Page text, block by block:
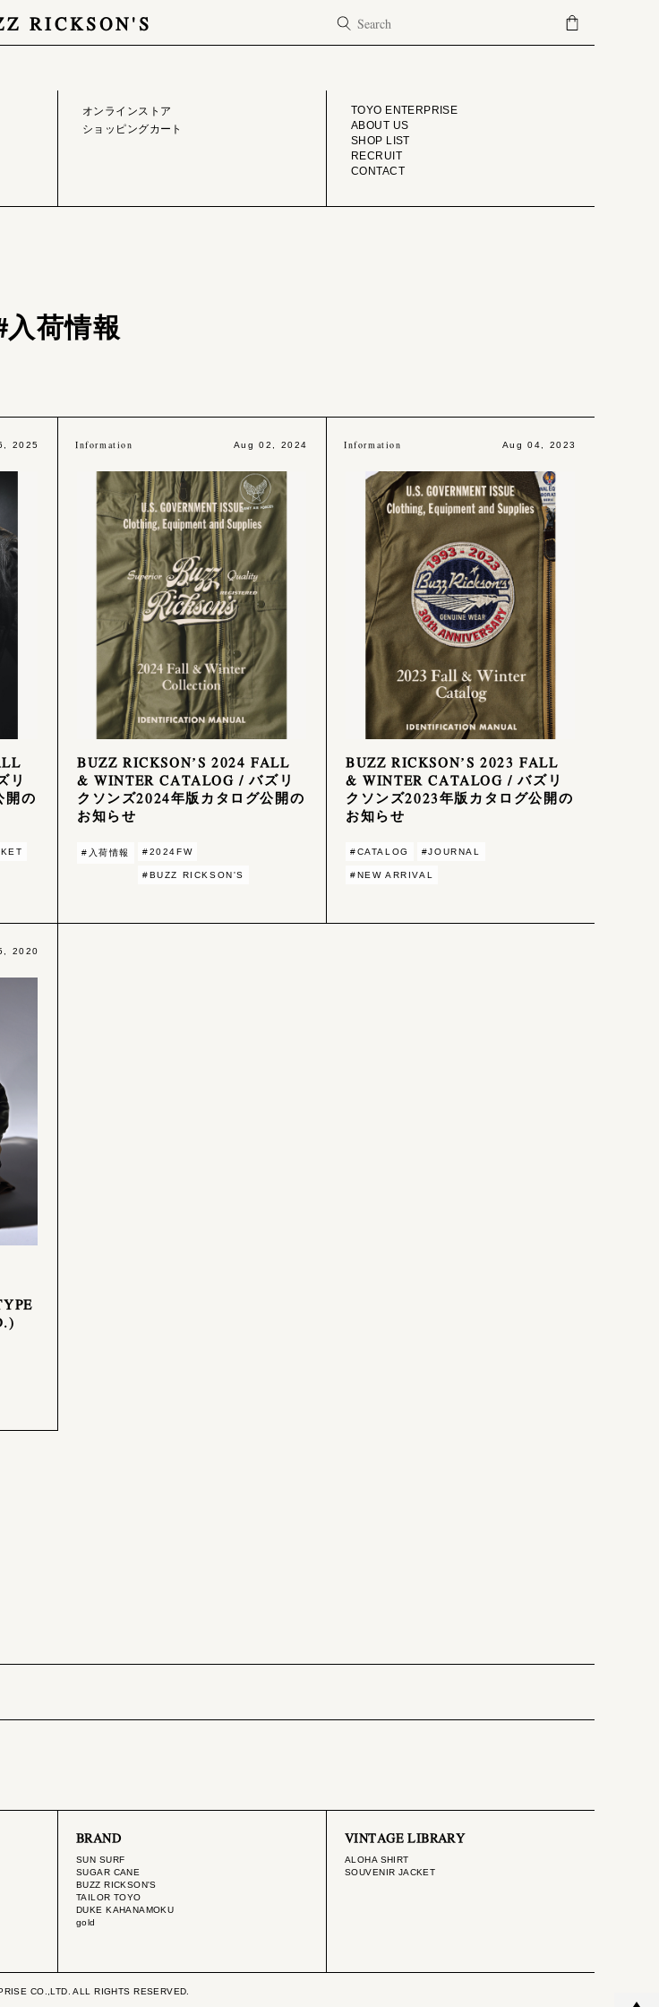
RICKSON'S
ONLINE STORE COMPANY
オンラインストア
ショッピングカート
TOYO ENTERPRISE
ABOUT US
SHOP LIST
RECRUIT
CONTACT
入荷情報
2025
リ
開の
Information Aug 02, 2024
BUZZ RICKSON’S 2024 FALL
& WINTER CATALOG / バズリ
クソンズ2024年版カタログ公開の
お知らせ
#入荷情報 #2024FW
#BUZZ RICKSON'S
Information Aug 04, 2023
BUZZ RICKSON’S 2023 FALL
& WINTER CATALOG / バズリ
クソンズ2023年版カタログ公開の
お知らせ
#CATALOG #JOURNAL
#NEW ARRIVAL
2020
BRAND
SUN SURF
SUGAR CANE
BUZZ RICKSON'S
TAILOR TOYO
DUKE KAHANAMOKU
gold
VINTAGE LIBRARY
ALOHA SHIRT
SOUVENIR JACKET
CO.,LTD. ALL RIGHTS RESERVED.